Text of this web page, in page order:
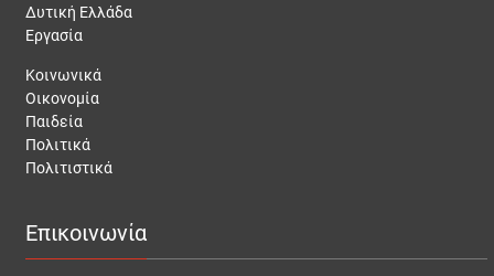
Δυτική Ελλάδα
Εργασία
Κοινωνικά
Οικονομία
Παιδεία
Πολιτικά
Πολιτιστικά
Επικοινωνία